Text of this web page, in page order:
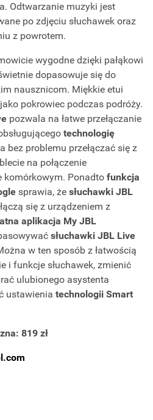
Odtwarzanie muzyki jest
po zdjęciu słuchawek oraz
z powrotem.
wygodne dzięki pałąkowi
dopasowuje się do
nausznicom. Miękkie etui
pokrowiec podczas podróży.
pozwala na łatwe przełączanie
technologię
bez problemu przełączać się z
na połączenie
komórkowym. Ponadto funkcja
sprawia, że słuchawki JBL
się z urządzeniem z
aplikacja My JBL
słuchawki JBL Live
w ten sposób z łatwością
i funkcje słuchawek, zmienić
ulubionego asystenta
ustawienia technologii Smart
819 zł